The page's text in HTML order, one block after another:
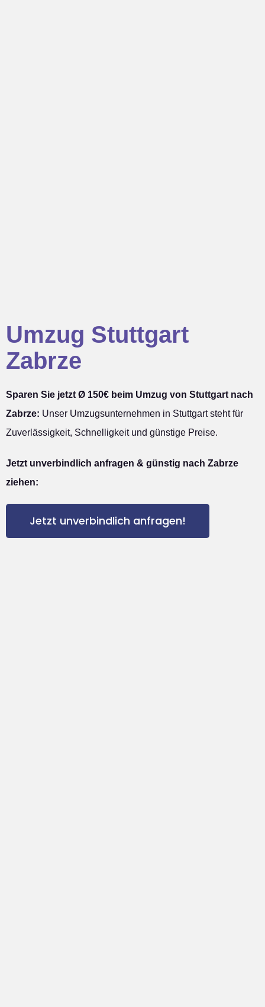
Umzug Stuttgart
Zabrze
Sparen Sie jetzt Ø 150€ beim Umzug von Stuttgart nach
Zabrze: Unser Umzugsunternehmen in Stuttgart steht für
Zuverlässigkeit, Schnelligkeit und günstige Preise.
Jetzt unverbindlich anfragen & günstig nach Zabrze
ziehen:
Jetzt unverbindlich anfragen!